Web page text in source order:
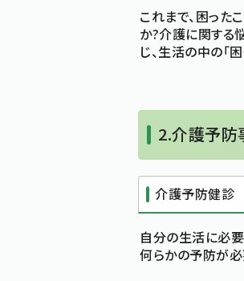
これまで、困った
か?介護に関する
じ、生活の中の「
2.介護予防
介護予防健診
自分の生活に必要
何らかの予防が